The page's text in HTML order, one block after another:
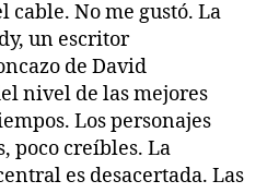
cable. No me gustó. La
un escritor
de David
nivel de las mejores
Los personajes
poco creíbles. La
es desacertada. Las